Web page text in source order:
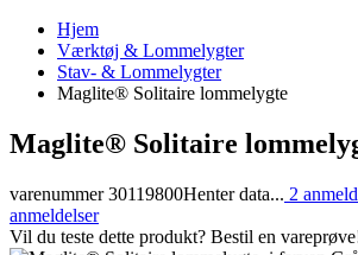
Hjem
Værktøj & Lommelygter
Stav- & Lommelygter
Maglite® Solitaire lommelygte
Maglite® Solitaire
varenummer 30119800Henter data... 2
anmeldelser
Vil du teste dette produkt? Bestil en